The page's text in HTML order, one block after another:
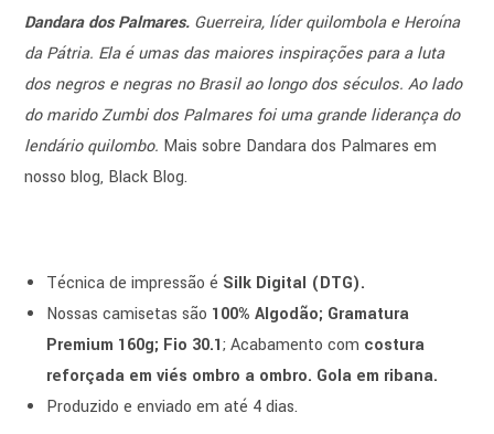
Dandara dos Palmares. Guerreira, líder quilombola e Heroína
da Pátria. Ela é umas das maiores inspirações para a luta
dos negros e negras no Brasil ao longo dos séculos. Ao lado
do marido Zumbi dos Palmares foi uma grande liderança do
lendário quilombo. Mais sobre Dandara dos Palmares em
nosso blog, Black Blog.
Técnica de impressão é Silk Digital (DTG).
Nossas camisetas são 100% Algodão; Gramatura
Premium 160g; Fio 30.1; Acabamento com costura
reforçada em viés ombro a ombro. Gola em ribana.
Produzido e enviado em até 4 dias.